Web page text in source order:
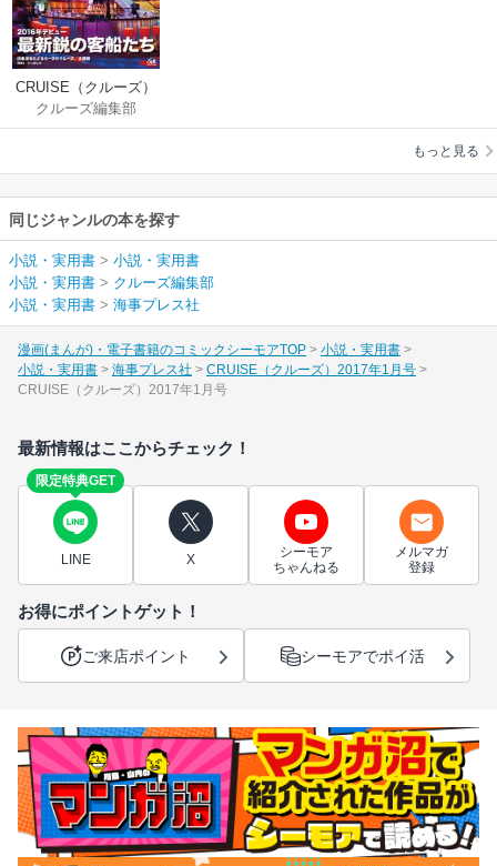
CRUISE（クルーズ）
2017年1月号
クルーズ編集部
もっと見る
同じジャンルの本を探す
小説・実用書 > 小説・実用書
小説・実用書 > クルーズ編集部
小説・実用書 > 海事プレス社
漫画(まんが)・電子書籍のコミックシーモアTOP
小説・実用書
小説・実用書
海事プレス社
CRUISE（クルーズ）2017年1月号
CRUISE（クルーズ）2017年1月号
最新情報はここからチェック！
限定特典GET
LINE X
シーモア
ちゃんねる
メルマガ
登録
お得にポイントゲット！
ご来店ポイント シーモアでポイ活